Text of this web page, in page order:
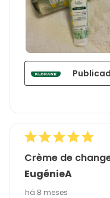
Crème de
EugénieA
há 8 meses